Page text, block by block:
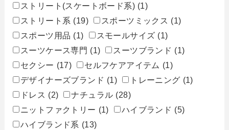
ストリート(スケートボード系) (1)
ストリート系 (19) スポーツミックス (1)
スポーツ用品 (1) スモールサイズ (1)
スーツケース専門 (1) スーツブランド (1)
セクシー (17) セルフケアアイテム (1)
デザイナーズブランド (1) トレーニング (1)
ドレス (2) ナチュラル (28)
ニットファクトリー (1) ハイブランド (5)
ハイブランド系 (13)